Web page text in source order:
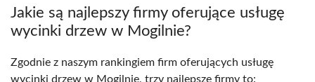
Jakie są najlepszy firmy oferujące usługę
wycinki drzew w Mogilnie?
Zgodnie z naszym rankingiem firm oferujących usługę
wycinki drzew w Mogilnie, trzy najlepsze firmy to: